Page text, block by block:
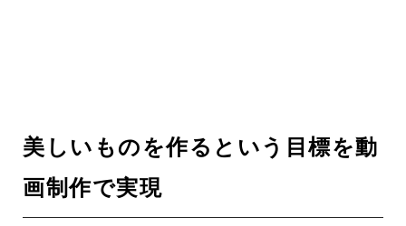
美しいものを作るという目標を動
画制作で実現